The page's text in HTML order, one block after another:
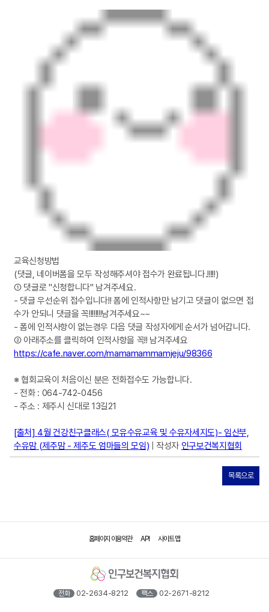
교육신청방법
(댓글, 네이버폼을 모두 작성해주셔야 접수가 완료됩니다.!!!!!)
① 댓글로 "신청합니다" 남겨주세요.
- 댓글 우선순위 접수입니다!! 폼에 인적사항만 남기고 댓글이 없으면 접
수가 안되니 댓글을 꼭!!!!!!!!남겨주세요~~
- 폼에 인적사항이 없는경우 다음 댓글 작성자에게 순서가 넘어갑니다.
② 아래주소를 클릭하여 인적사항을 꼭!! 남겨주세요
https://cafe.naver.com/mamamammamjeju/98366
※ 협회교육이 처음이신 분은 전화접수도 가능합니다.
- 전화 : 064-742-0456
- 주소 : 제주시 신대로 13길21
[출처] 4월 건강친구클래스( 모유수유교육 및 수유자세지도)- 임산부,
수유맘 (제주맘 - 제주도 엄마들의 모임) | 작성자 인구보건복지협회
목록으로
홈페이지 이용약관 API 사이트 맵
전화 02-2634-8212 팩스 02-2671-8212